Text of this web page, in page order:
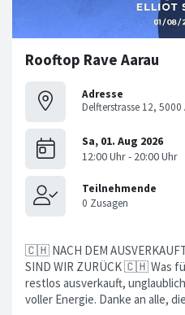
Rooftop Rave Aarau
Adresse
Delfterstrasse 12, 5000
🇨🇭 NACH DEM
SIND WIR ZURÜCK 🇨🇭 Was
restlos ausverkauft,
voller Energie. Danke an alle,